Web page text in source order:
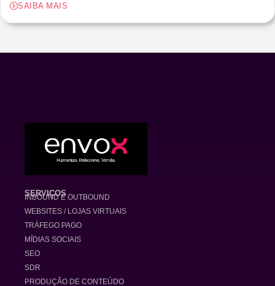
SAIBA MAIS
SERVIÇOS
INBOUND E OUTBOUND
WEBSITES / LOJAS VIRTUAIS
TRÁFEGO PAGO
MÍDIAS SOCIAIS
SEO
SDR
PRODUÇÃO DE CONTEÚDO